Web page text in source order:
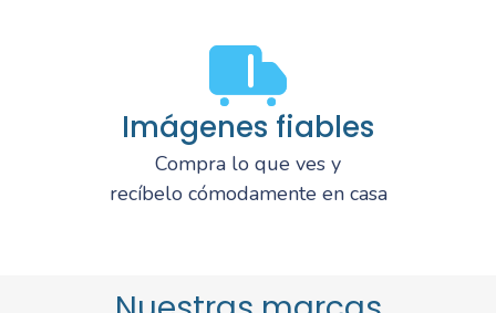
Imágenes fiables
Compra lo que ves y
recíbelo cómodamente en casa